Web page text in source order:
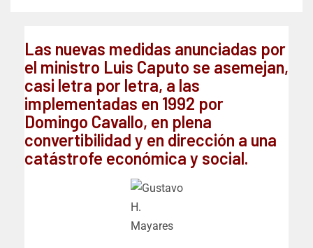
Las nuevas medidas anunciadas por
el ministro Luis Caputo se asemejan,
casi letra por letra, a las
implementadas en 1992 por
Domingo Cavallo, en plena
convertibilidad y en dirección a una
catástrofe económica y social.